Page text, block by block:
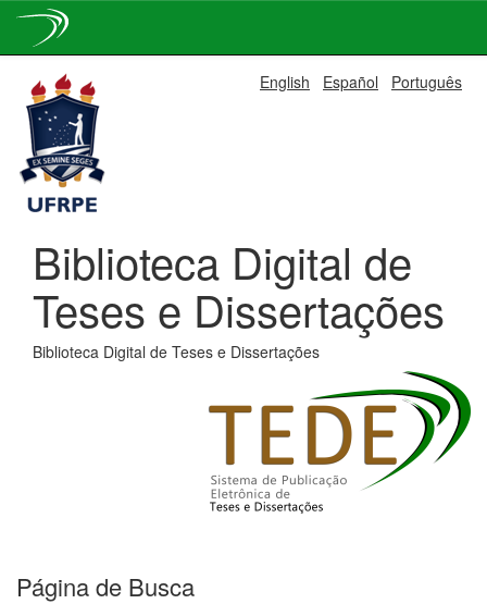
navigation
English Español Português
Biblioteca Digital de
Teses e Dissertações
Biblioteca Digital de Teses e Dissertações
Página de Busca